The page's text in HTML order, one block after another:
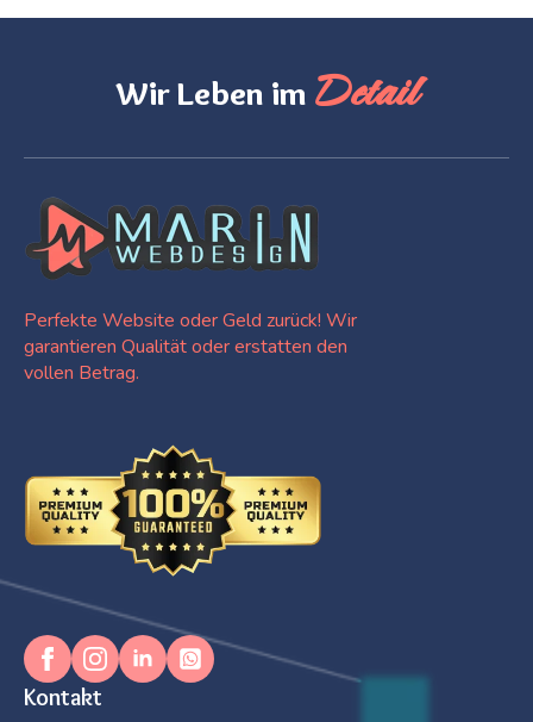
Wir Leben im Detail
Perfekte Website oder Geld zurück! Wir
garantieren Qualität oder erstatten den
vollen Betrag.
Kontakt